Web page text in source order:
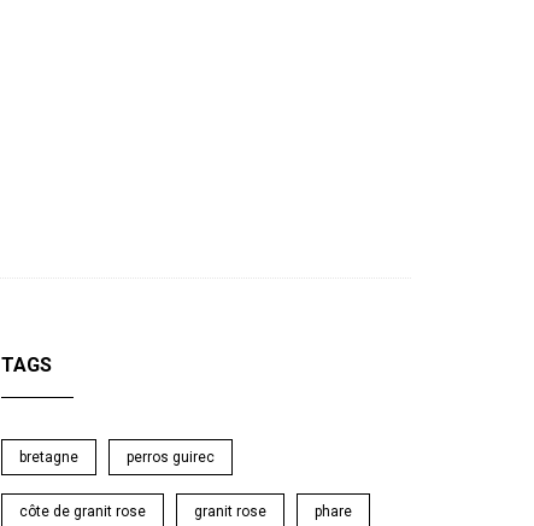
TAGS
bretagne perros guirec
côte de granit rose granit rose phare